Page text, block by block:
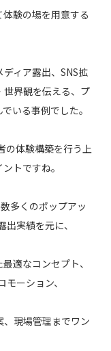
験の場を用意する
ィア露出、 SNS拡
界観を伝える、プ
いる事例でした。
の体験構築を行う上
トですね。
多くのポップアッ
出実績を元に、
適なコンセプト、
モーション、
現場管理までワン